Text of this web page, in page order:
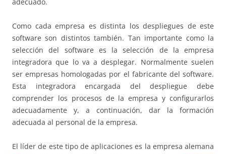
Como cada empresa es distinta los despliegues de este
software son distintos también. Tan importante como la
selección del software es la selección de la empresa
integradora que lo va a desplegar. Normalmente suelen
ser empresas homologadas por el fabricante del software.
Esta integradora encargada del despliegue debe
comprender los procesos de la empresa y configurarlos
adecuadamente y, a continuación, dar la formación
adecuada al personal de la empresa.
El líder de este tipo de aplicaciones es la empresa alemana